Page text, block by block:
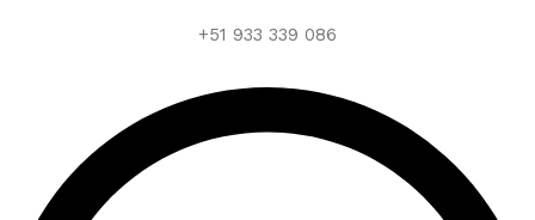
+51 933 339 086